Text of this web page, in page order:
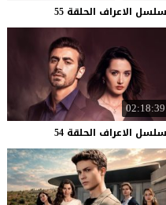
الاعراف الحلقة 55
02:18:39
الاعراف الحلقة 54